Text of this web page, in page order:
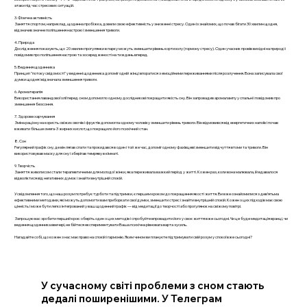
атаки під час стресових ситуацій.
3. Фізична активність
Заняття спортом, наприклад, щоденна пробіжка, довели свою ефективність у зниженні стресу. Один із знайомих, що почав бігати 30 хвилин щодня,
відзначив значне поліпшення настрою і зменшення тривоги.
4. Природа
Дослідження показують, що 20 хвилин прогулянки в парку можуть зменшити рівень кортизолу (гормону стресу). Один учасник провів вихідні на природі і
повідомив про поліпшення настрою та зосередженості на тиждень вперед.
5. Ведення щоденника
Принцип "потоку свідомості" у веденні щоденника допоміг одній жінці впоратися з емоційними переживаннями після розлучення. Вона записувала свої
думки щодня і відзначала зменшення тривоги.
6. Ароматерапія
Використання лавандової олії перед сном допомогло одному дослідникові покращити якість сну. Він запровадив аромалампу у спальні і повідомив про
зменшення безсоння.
7. Здорове харчування
Зміна раціону на користь свіжих овочів і фруктів допомогла одному чоловіку зменшити рівень тривоги. Він відмовився від енергетичних напоїв і почав
вживати більше омега-3 жирних кислот, що покращило його психічний стан.
8. Сон
Регулярний графік сну, де він лягав спати та прокидався в один і той же час, допоміг одному фахівцеві зменшити відчуття втоми та тривоги. Він
використовував маску для сну і зберігав темряву в кімнаті.
9. Творчість
Заняття живописом стали терапевтичними для молодої жінки, яка переживала важкий період у житті. Кожен раз, коли вона малювала, їй вдавалося
відволіктися від негативних думок і знайти внутрішній спокій.
Усвідомлення того, що наш розум потребує турботи та підтримки, є першим кроком до покращення якості життя. Ви вже ознайомилися з дев’ятьма
ефективними методами, які можуть допомогти вам приборкати свої думки, зменшити стрес і знайти внутрішній спокій. Кожен з цих підходів має свою
цінність і може бути легко інтегрований у ваш щоденний графік — від медитації до творчості або прогулянок на свіжому повітрі.
Запрошую вас зробити перший крок: оберіть один з цих методів і спробуйте впровадити його у своє життя вже сьогодні. Чи це буде медитація вранці, чи
ведення щоденника ввечері, не бійтеся експериментувати Ваша психічна рівновага варта зусиль.
Нагадайте собі, що кожен з нас має право на спокій і гармонію. Яким чином ви плануєте підтримувати свій розум у спокої вже сьогодні?
У сучасному світі проблеми з сном стають
дедалі поширенішими. У Телеграм